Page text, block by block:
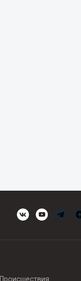
Происшествия